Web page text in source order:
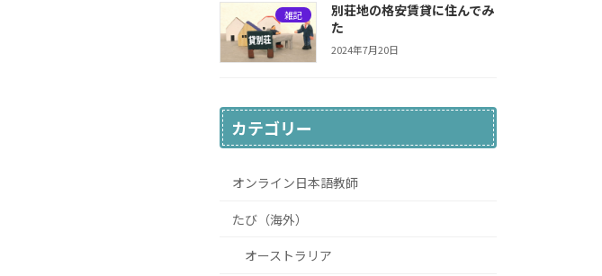
雑記
別荘地の格安賃貸に住んでみ
た
2024年7月20日
カテゴリー
オンライン日本語教師
たび（海外）
オーストラリア